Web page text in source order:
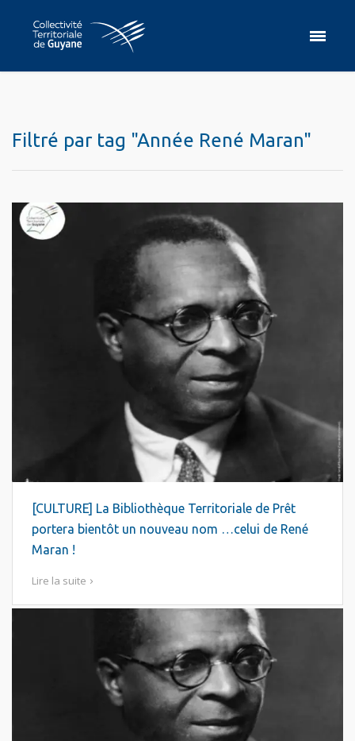
Filtré par tag "Année René Maran"
[CULTURE] La Bibliothèque Territoriale de Prêt
portera bientôt un nouveau nom …celui de René
Maran !
Lire la suite